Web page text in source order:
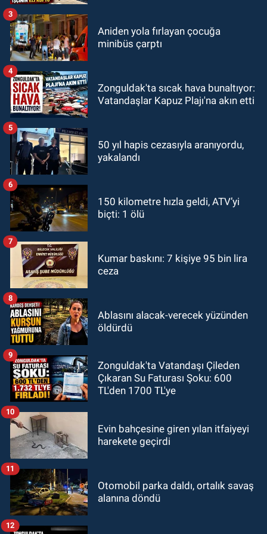
Aniden yola fırlayan çocuğa
minibüs çarptı
3
Zonguldak'ta sıcak hava bunaltıyor:
Vatandaşlar Kapuz Plajı'na akın etti
4
50 yıl hapis cezasıyla aranıyordu,
yakalandı
5
150 kilometre hızla geldi, ATV’yi
biçti: 1 ölü
6
Kumar baskını: 7 kişiye 95 bin lira
ceza
7
Ablasını alacak-verecek yüzünden
öldürdü
8
Zonguldak'ta Vatandaşı Çileden
Çıkaran Su Faturası Şoku: 600
TL'den 1700 TL'ye
9
Evin bahçesine giren yılan itfaiyeyi
harekete geçirdi
10
Otomobil parka daldı, ortalık savaş
alanına döndü
11
12